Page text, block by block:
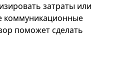
затраты или
коммуникационные
поможет сделать